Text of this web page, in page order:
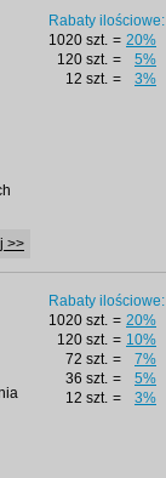
>>
Rabaty ilościowe:
1020 szt. = 20%
120 szt. =
5%
12 szt. = 3%
Rabaty ilościowe:
1020 szt. = 20%
120 szt. = 10%
72 szt. =
7%
36 szt. =
5%
12 szt. = 3%